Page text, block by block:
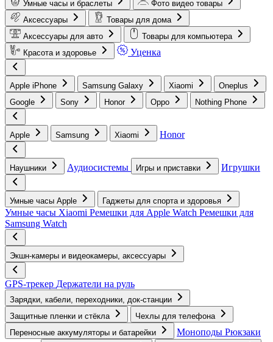
Умные часы и браслеты
Фото видео товары
Аксессуары
Товары для дома
Аксессуары для авто
Товары для компьютера
Красота и здоровье
Уценка
Apple iPhone Samsung Galaxy Xiaomi
Oneplus
Google
Sony Honor Oppo Nothing Phone
Apple Samsung Xiaomi Honor
Наушники Аудиосистемы Игры и приставки Игрушки
Умные часы Apple Гаджеты для спорта и здоровья
Умные часы Xiaomi Ремешки для Apple Watch Ремешки для
Samsung Watch
Экшн-камеры и видеокамеры, аксессуары
GPS-трекер Держатели на руль
Зарядки, кабели, переходники, док-станции
Защитные пленки и стёкла
Чехлы для телефона
Переносные аккумуляторы и батарейки
Моноподы Рюкзаки